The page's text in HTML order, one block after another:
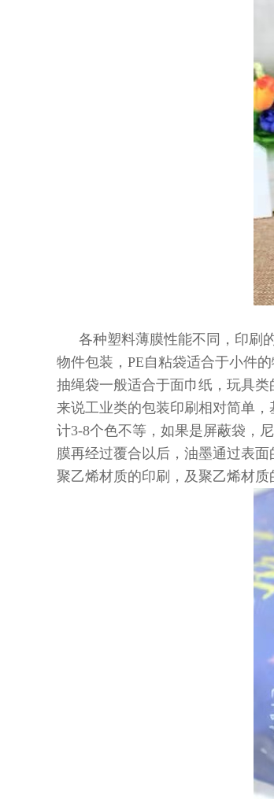
各种塑料薄膜性能不同，印刷
物件包装，PE自粘袋适合于小件
抽绳袋一般适合于面巾纸，玩具
来说工业类的包装印刷相对简单
计3-8个色不等，如果是屏蔽袋，
膜再经过覆合以后，油墨通过表
聚乙烯材质的印刷，及聚乙烯材质